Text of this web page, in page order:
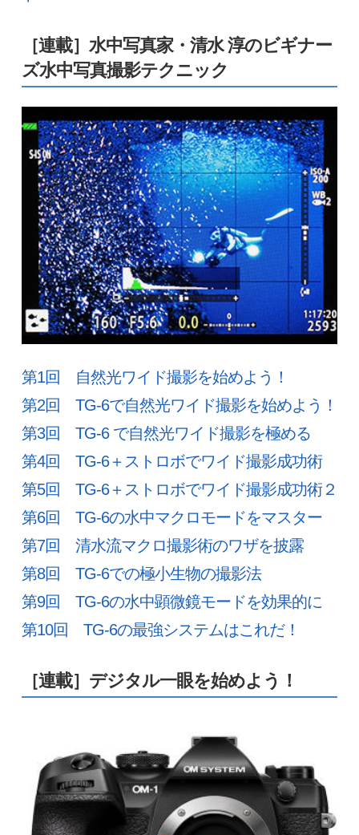
［連載］水中写真家・清水 淳のビギナー
ズ水中写真撮影テクニック
第1回 自然光ワイド撮影を始めよう！
第2回 TG-6で自然光ワイド撮影を始めよう！
第3回 TG-6 で自然光ワイド撮影を極める
第4回 TG-6＋ストロボでワイド撮影成功術
第5回 TG-6＋ストロボでワイド撮影成功術２
第6回 TG-6の水中マクロモードをマスター
第7回 清水流マクロ撮影術のワザを披露
第8回 TG-6での極小生物の撮影法
第9回 TG-6の水中顕微鏡モードを効果的に
第10回 TG-6の最強システムはこれだ！
［連載］デジタル一眼を始めよう！